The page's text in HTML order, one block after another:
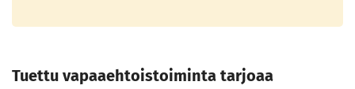
Tuettu vapaaehtoistoiminta tarjoaa